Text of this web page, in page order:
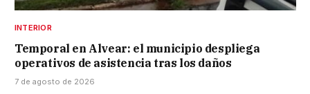
INTERIOR
Temporal en Alvear: el municipio despliega
operativos de asistencia tras los daños
7 de agosto de 2026